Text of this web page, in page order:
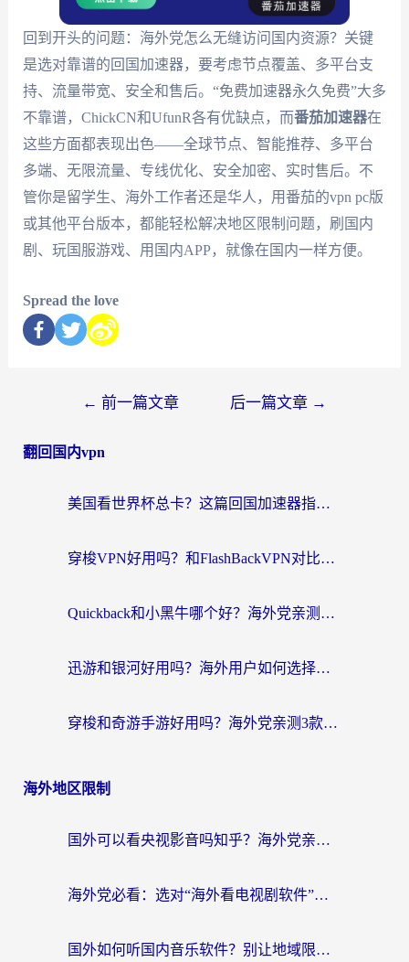
回到开头的问题：海外党怎么无缝访问国内资源？关键
是选对靠谱的回国加速器，要考虑节点覆盖、多平台支
持、流量带宽、安全和售后。“免费加速器永久免费”大多
不靠谱，ChickCN和UfunR各有优缺点，而番茄加速器在
这些方面都表现出色——全球节点、智能推荐、多平台
多端、无限流量、专线优化、安全加密、实时售后。不
管你是留学生、海外工作者还是华人，用番茄的vpn pc版
或其他平台版本，都能轻松解决地区限制问题，刷国内
剧、玩国服游戏、用国内APP，就像在国内一样方便。
Spread the love
← 前一篇文章 后一篇文章 →
翻回国内vpn
美国看世界杯总卡？这篇回国加速器指南帮你无缝刷国内资源（附苹果手机VPN设置步骤）
穿梭VPN好用吗？和FlashBackVPN对比哪个回国效果更好？
Quickback和小黑牛哪个好？海外党亲测指南，选对回国加速器秒回国内
迅游和银河好用吗？海外用户如何选择回国加速器实现无缝访问国内资源
穿梭和奇游手游好用吗？海外党亲测3款回国加速器，附蜜蜂加速器七天试用攻略
海外地区限制
国外可以看央视影音吗知乎？海外党亲测有效的回国加速方案
海外党必看：选对“海外看电视剧软件”，再也不用愁国内剧刷不了
国外如何听国内音乐软件？别让地域限制，断了你的中文歌单